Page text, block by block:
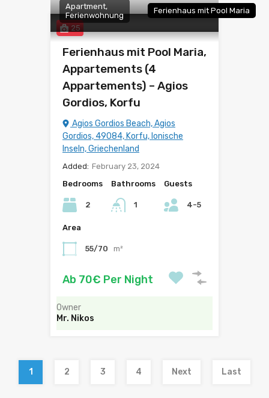
25
Apartment,
Ferienwohnung
Ferienhaus mit Pool Maria
Ferienhaus mit Pool Maria,
Appartements (4
Appartements) – Agios
Gordios, Korfu
Agios Gordios Beach, Agios
Gordios, 49084, Korfu, Ionische
Inseln, Griechenland
Added: February 23, 2024
Bedrooms
2
Bathrooms
1
Guests
4-5
Area
55/70 m²
Ab 70€ Per Night
Owner
Mr. Nikos
1 2 3 4 Next Last